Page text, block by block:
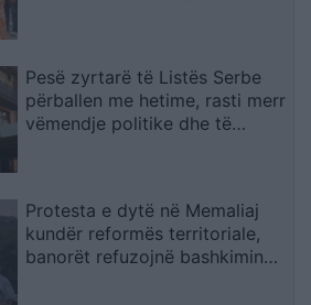
Pesë zyrtarë të Listës Serbe
përballen me hetime, rasti merr
vëmendje politike dhe të
Protesta e dytë në Memaliaj
kundër reformës territoriale,
banorët refuzojnë bashkimin